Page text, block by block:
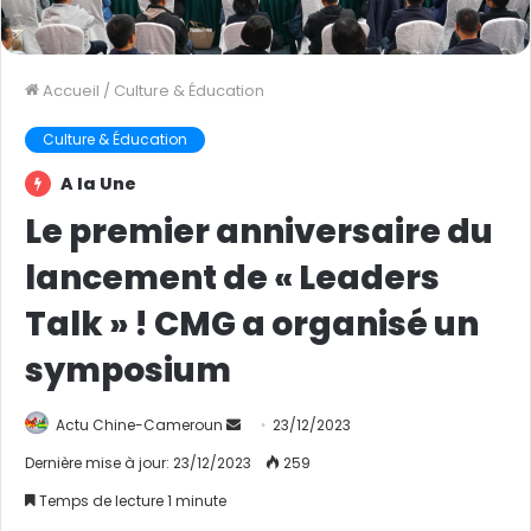
Accueil / Culture & Éducation
Culture & Éducation
A la Une
Le premier anniversaire du
lancement de « Leaders
Talk » ! CMG a organisé un
symposium
Actu Chine-Cameroun
n
23/12/2023
Dernière mise à jour: 23/12/2023
259
Temps de lecture 1 minute